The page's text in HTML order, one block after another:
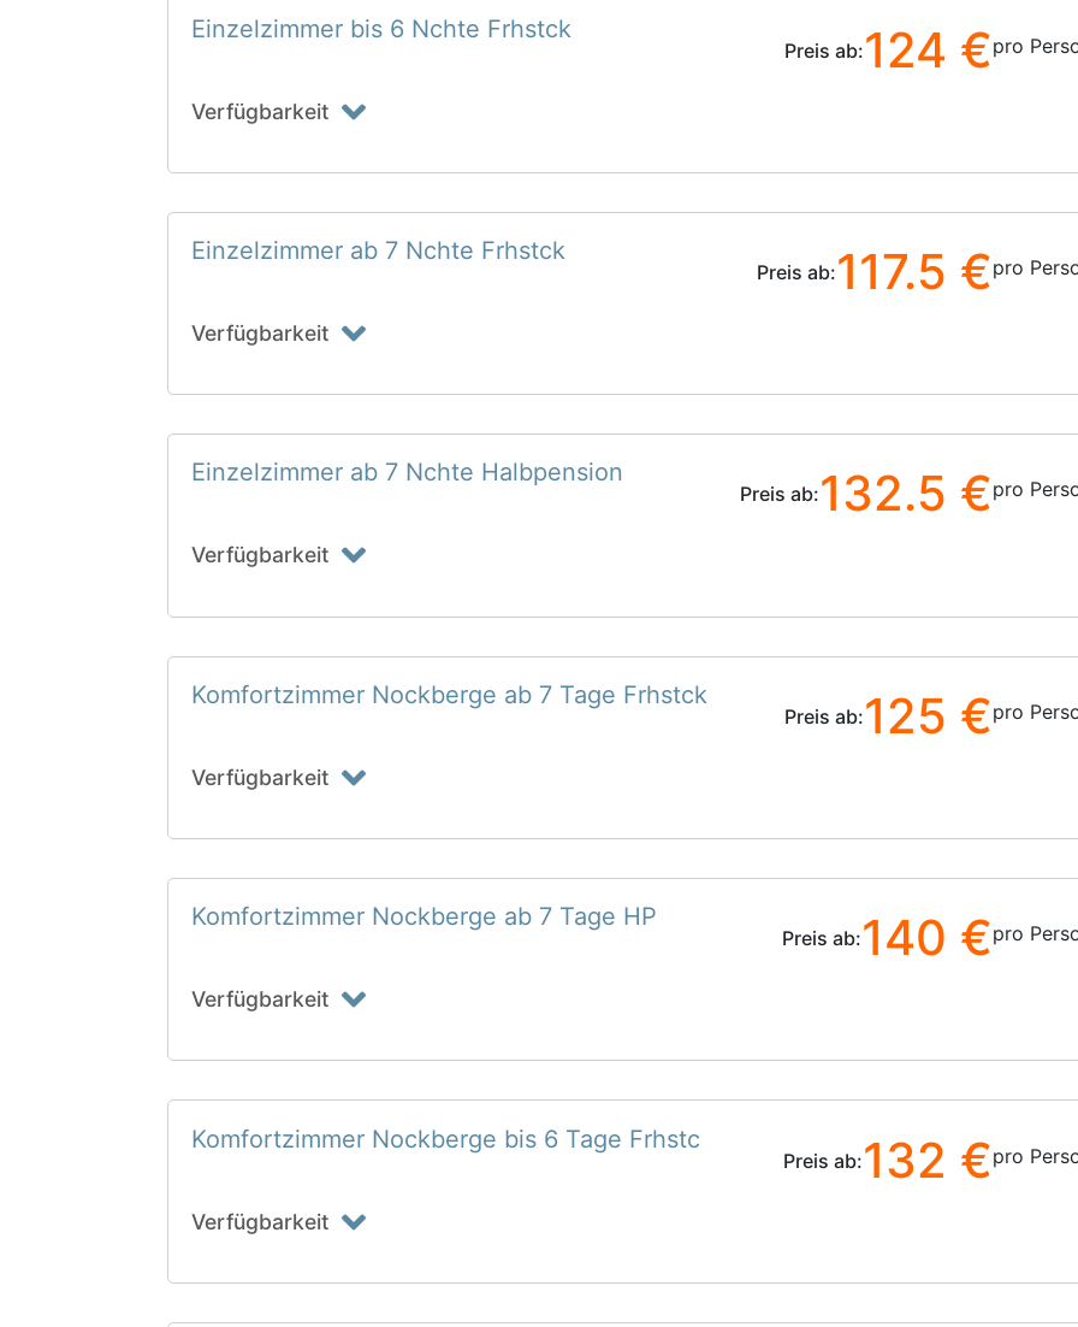
Einzelzimmer bis 6 Nchte Frhstck
Preis ab:124 €pro
Verfügbarkeit
Einzelzimmer ab 7 Nchte Frhstck
Preis ab:117.5 €pro
Verfügbarkeit
Einzelzimmer ab 7 Nchte Halbpension
Preis ab:132.5 €pro
Verfügbarkeit
Komfortzimmer Nockberge ab 7 Tage Frhstck
Preis ab:125 €pro
Verfügbarkeit
Komfortzimmer Nockberge ab 7 Tage HP
Preis ab:140 €pro
Verfügbarkeit
Komfortzimmer Nockberge bis 6 Tage Frhstc
Preis ab:132 €pro
Verfügbarkeit